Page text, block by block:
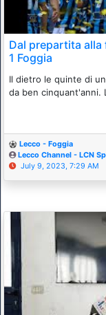
Dal prepartita alla
1 Foggia
Il dietro le quinte di
da ben cinquant'anni.
Lecco - Foggia
Lecco Channel - LCN
July 9, 2023, 7:29 AM